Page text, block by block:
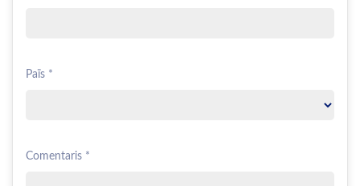
Païs *
Comentaris *